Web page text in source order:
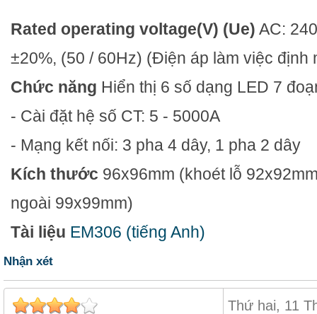
Rated operating voltage(V) (Ue) AC:
±20%, (50 / 60Hz) (Điện áp làm việc định
Chức năng Hiển thị 6 số dạng LED 7
- Cài đặt hệ số CT: 5 - 5000A
- Mạng kết nối: 3 pha 4 dây, 1 pha 2 dây
Kích thước 96x96mm (khoét lỗ
ngoài 99x99mm)
Tài liệu EM306 (tiếng Anh)
Nhận xét
Thứ hai, 11